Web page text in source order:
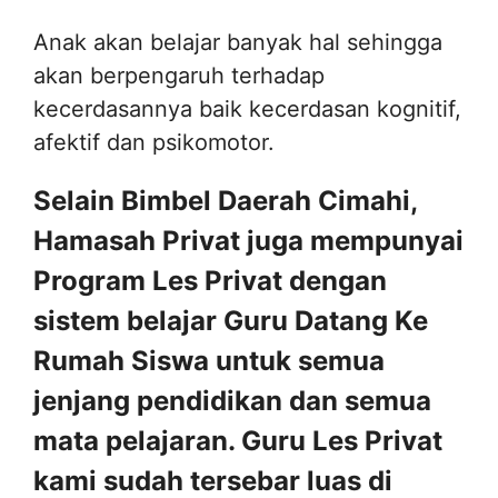
Anak akan belajar banyak hal sehingga
akan berpengaruh terhadap
kecerdasannya baik kecerdasan kognitif,
afektif dan psikomotor.
Selain Bimbel Daerah Cimahi,
Hamasah Privat juga mempunyai
Program Les Privat dengan
sistem belajar Guru Datang Ke
Rumah Siswa untuk semua
jenjang pendidikan dan semua
mata pelajaran. Guru Les Privat
kami sudah tersebar luas di